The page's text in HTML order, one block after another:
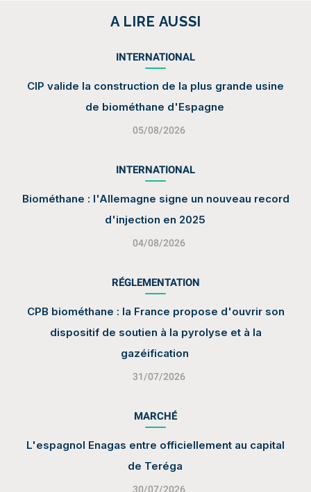
A LIRE AUSSI
INTERNATIONAL
CIP valide la construction de la plus grande usine
de biométhane d'Espagne
05/08/2026
INTERNATIONAL
Biométhane : l'Allemagne signe un nouveau record
d'injection en 2025
04/08/2026
RÉGLEMENTATION
CPB biométhane : la France propose d'ouvrir son
dispositif de soutien à la pyrolyse et à la
gazéification
31/07/2026
MARCHÉ
L'espagnol Enagas entre officiellement au capital
de Teréga
30/07/2026